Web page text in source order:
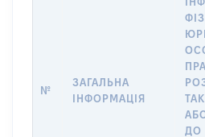
№
ЗАГАЛЬНА
ІНФОРМАЦІЯ
ДО